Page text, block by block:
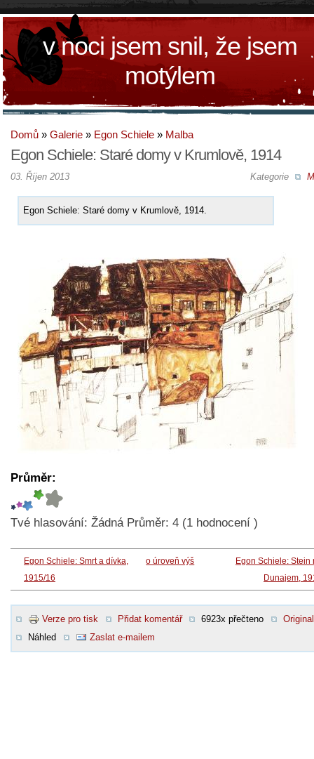
v noci jsem snil, že jsem
motýlem
Domů » Galerie » Egon Schiele » Malba
Egon Schiele: Staré domy v Krumlově, 1914
Kategorie
03. Říjen 2013
Egon Schiele: Staré domy v Krumlově, 1914.
Průměr:
Tvé hlasování: Žádná Průměr: 4 (1 hodnocení )
Egon Schiele: Smrt a dívka,
1915/16
o úroveň výš
Egon Schiele: Stein
Dunajem,
Verze pro tisk Přidat komentář 6923x přečteno
Original
Náhled
Zaslat e-mailem